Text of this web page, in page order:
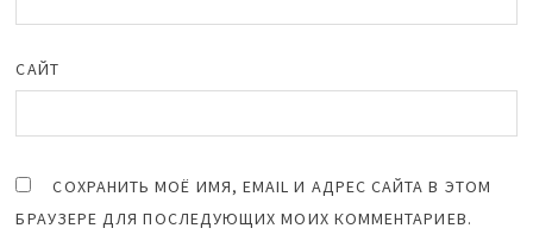
САЙТ
СОХРАНИТЬ МОЁ ИМЯ, EMAIL И АДРЕС САЙТА В ЭТОМ
БРАУЗЕРЕ ДЛЯ ПОСЛЕДУЮЩИХ МОИХ КОММЕНТАРИЕВ.